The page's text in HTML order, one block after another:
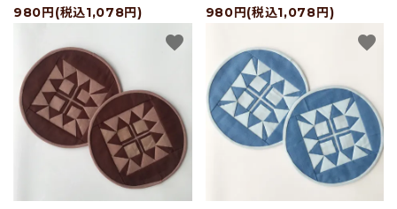
- 返品について
- 特定商取引法に基づく表記
- プライバシーポリシー
- 会員登録・メルマガ登録
- 運営会社
980円(税込1,078円)
980円(税込1,078円)
favorite favorite